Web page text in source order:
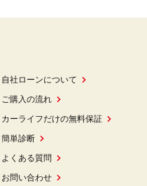
自社ローンについて
ご購入の流れ
カーライフだけの無料保証
簡単診断
よくある質問
お問い合わせ